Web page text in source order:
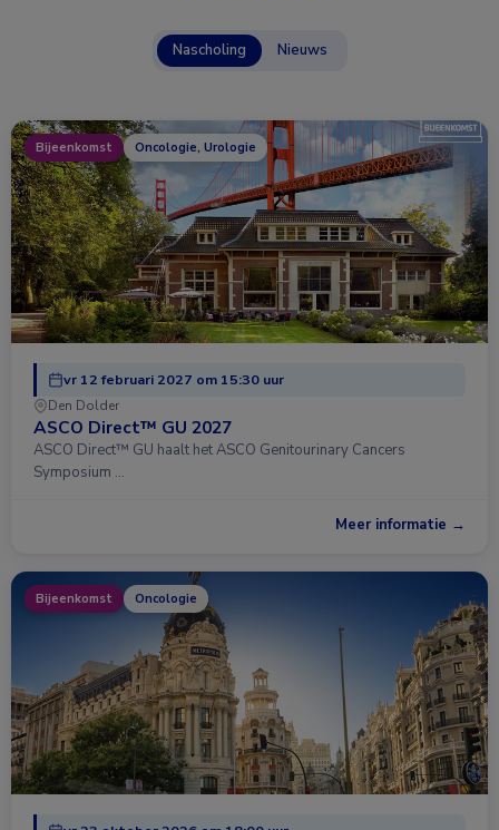
Nascholing Nieuws
Bijeenkomst Oncologie, Urologie
vr 12 februari 2027 om 15:30 uur
Den Dolder
ASCO Direct™ GU 2027
ASCO Direct™ GU haalt het ASCO Genitourinary Cancers
Symposium …
Meer informatie →
Bijeenkomst Oncologie